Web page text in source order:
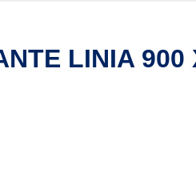
LINIA 900